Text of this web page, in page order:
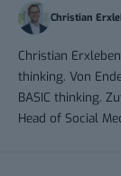
Christian
Christian
thinking. Von
BASIC thinking.
Head of Social